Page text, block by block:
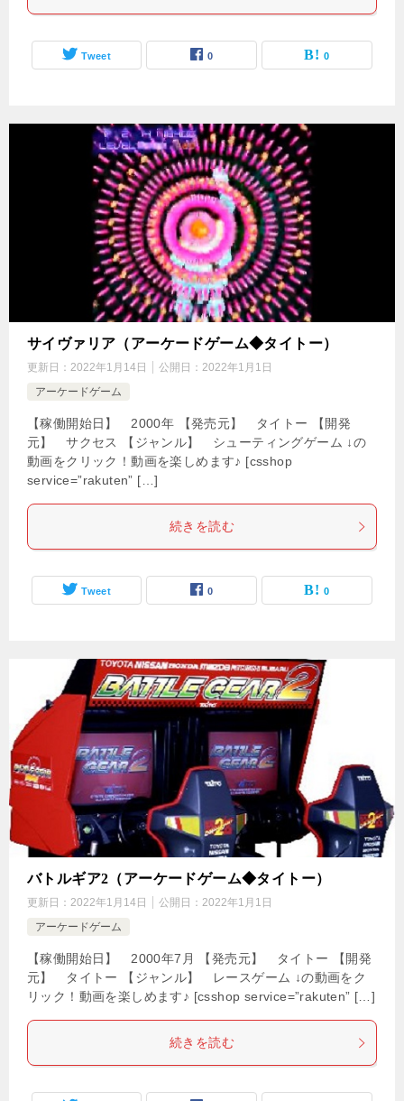
Tweet 0 0
サイヴァリア（アーケードゲーム◆タイトー）
更新日： 2022年1月14日 公開日： 2022年1月1日
アーケードゲーム
【稼働開始日】 2000年 【発売元】 タイトー 【開発
元】 サクセス 【ジャンル】 シューティングゲーム ↓の
動画をクリック！動画を楽しめます♪ [csshop
service=”rakuten” […]
続きを読む
Tweet 0 0
バトルギア2（アーケードゲーム◆タイトー）
更新日： 2022年1月14日 公開日： 2022年1月1日
アーケードゲーム
【稼働開始日】 2000年7月 【発売元】 タイトー 【開発
元】 タイトー 【ジャンル】 レースゲーム ↓の動画をク
リック！動画を楽しめます♪ [csshop service=”rakuten” […]
続きを読む